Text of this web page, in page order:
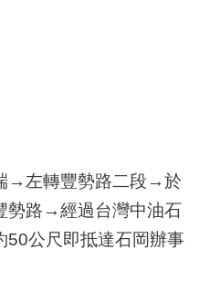
→左轉豐勢路二段→於
勢路→經過台灣中油石
公尺即抵達石岡辦事